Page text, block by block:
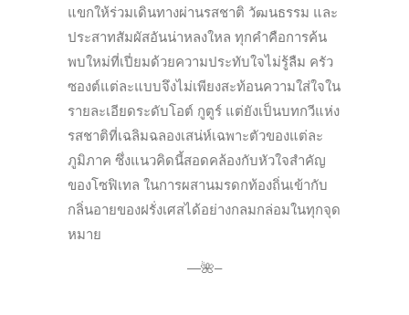
แขกให้ร่วมเดินทางผ่านรสชาติ วัฒนธรรม และ
ประสาทสัมผัสอันน่าหลงใหล ทุกคำคือการค้น
พบใหม่ที่เปี่ยมด้วยความประทับใจไม่รู้ลืม ครัว
ซองต์แต่ละแบบจึงไม่เพียงสะท้อนความใส่ใจใน
รายละเอียดระดับโอต์ กูตูร์ แต่ยังเป็นบทกวีแห่ง
รสชาติที่เฉลิมฉลองเสน่ห์เฉพาะตัวของแต่ละ
ภูมิภาค ซึ่งแนวคิดนี้สอดคล้องกับหัวใจสำคัญ
ของโซฟิเทล ในการผสานมรดกท้องถิ่นเข้ากับ
กลิ่นอายของฝรั่งเศสได้อย่างกลมกล่อมในทุกจุด
หมาย
—🌺–